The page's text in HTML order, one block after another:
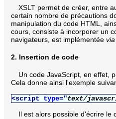
XSLT permet de créer, entre
certain nombre de précautions
manipulation du code HTML,
cours, consiste à incorporer un
navigateurs, est implémentéevia
2. Insertion de code
Un code JavaScript, en effet,
Cela donne ainsi l'exemple
<script type="text/
Il est alors possible d'écrire le